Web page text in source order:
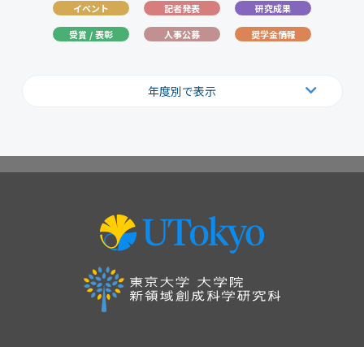
イベント
記者発表
研究成果
受賞 / 表彰
人事公募 奨学金情報
年度別で表示